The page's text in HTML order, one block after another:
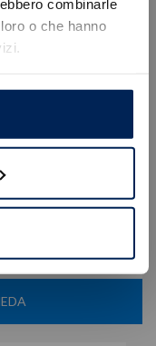
combinarle
o che hanno